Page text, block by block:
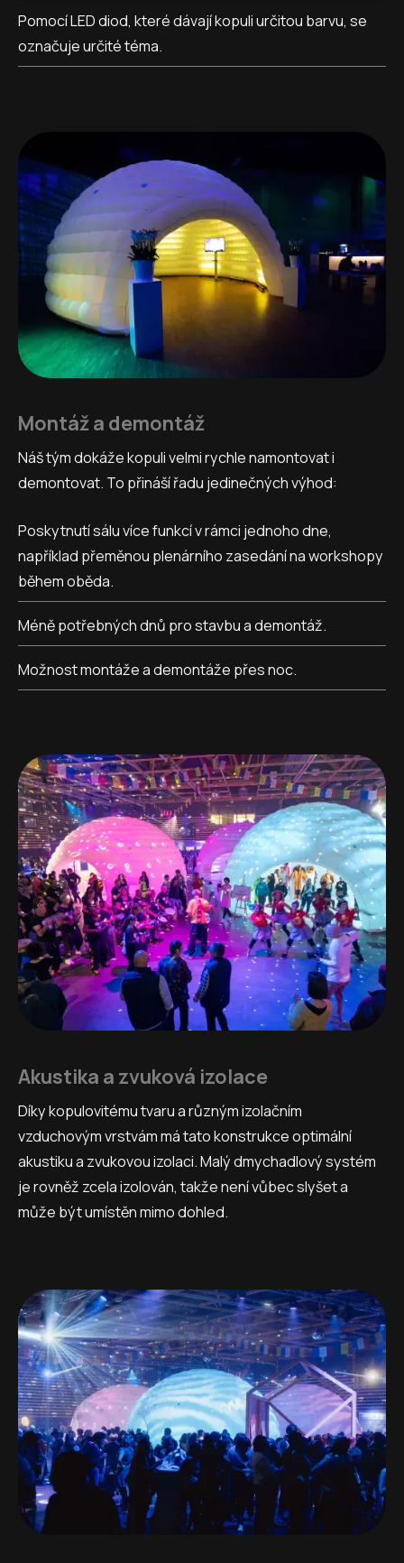
Pomocí LED diod, které dávají kopuli určitou barvu, se
označuje určité téma.
Montáž a demontáž
Náš tým dokáže kopuli velmi rychle namontovat i
demontovat. To přináší řadu jedinečných výhod:
Poskytnutí sálu více funkcí v rámci jednoho dne,
například přeměnou plenárního zasedání na workshopy
během oběda.
Méně potřebných dnů pro stavbu a demontáž.
Možnost montáže a demontáže přes noc.
Akustika a zvuková izolace
Díky kopulovitému tvaru a různým izolačním
vzduchovým vrstvám má tato konstrukce optimální
akustiku a zvukovou izolaci. Malý dmychadlový systém
je rovněž zcela izolován, takže není vůbec slyšet a
může být umístěn mimo dohled.